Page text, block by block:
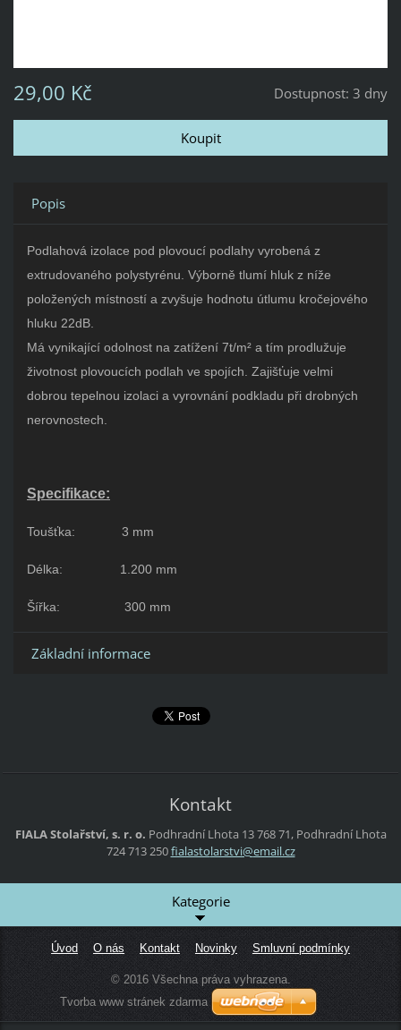
Dostupnost: 3 dny
29,00 Kč
Popis
Podlahová izolace pod plovoucí podlahy vyrobená z
extrudovaného polystyrénu. Výborně tlumí hluk z níže
položených místností a zvyšuje hodnotu útlumu kročejového
hluku 22dB.
Má vynikající odolnost na zatížení 7t/m² a tím prodlužuje
životnost plovoucích podlah ve spojích. Zajišťuje velmi
dobrou tepelnou izolaci a vyrovnání podkladu při drobných
nerovnostech.
Specifikace:
Toušťka: 3 mm
Délka: 1.200 mm
Šířka: 300 mm
Základní informace
Kontakt
FIALA Stolařství, s. r. o. Podhradní Lhota 13768 71, Podhradní Lhota
724 713 250fialastolarstvi@email.cz
Kategorie
Úvod O nás Kontakt Novinky Smluvní podmínky
© 2016 Všechna práva vyhrazena.
Tvorba www stránek zdarma